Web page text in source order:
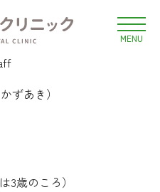
MENU
ずあき）
3歳のころ）